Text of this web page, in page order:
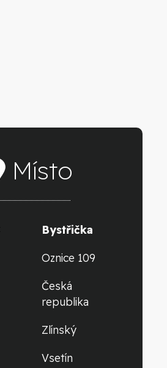
Místo
Bystřička
Oznice 109
Česká
republika
Zlínský
Vsetín